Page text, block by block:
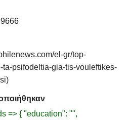
el-gr/top-
psifodeltia-gia-tis-vouleftikes-
=> { "education": "",